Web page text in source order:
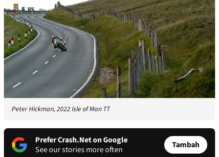
Peter Hickman, 2022 Isle of Man TT
Prefer Crash.Net on Google
See our stories more often
Tambah